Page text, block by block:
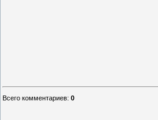
Всего комментариев: 0